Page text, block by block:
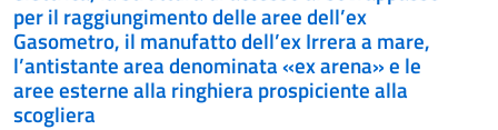
per il raggiungimento delle aree dell’ex
Gasometro, il manufatto dell’ex Irrera a mare,
l’antistante area denominata «ex arena» e le
aree esterne alla ringhiera prospiciente alla
scogliera